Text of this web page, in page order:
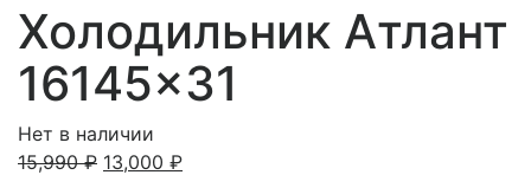
Холодильник Атлант
16145×31
Нет в наличии
15,990₽ 13,000 ₽